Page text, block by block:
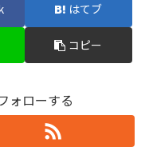
はてブ
コピー
ォローする